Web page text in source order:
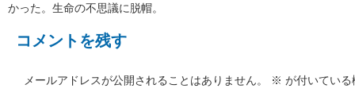
かった。生命の不思議に脱帽。
コメントを残す
メールアドレスが公開されることはありません。 ※ が付いてい